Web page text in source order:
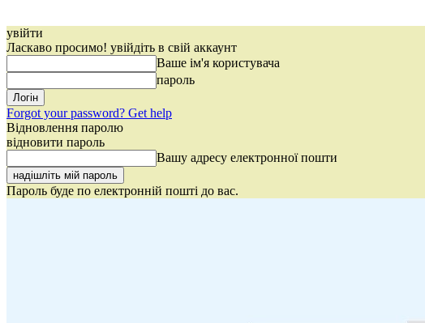
увійти
Ласкаво просимо! увійдіть в свій аккаунт
Ваше ім'я користувача
пароль
Forgot your password? Get help
Відновлення паролю
відновити пароль
Вашу адресу електронної пошти
Пароль буде по електронній пошті до вас.